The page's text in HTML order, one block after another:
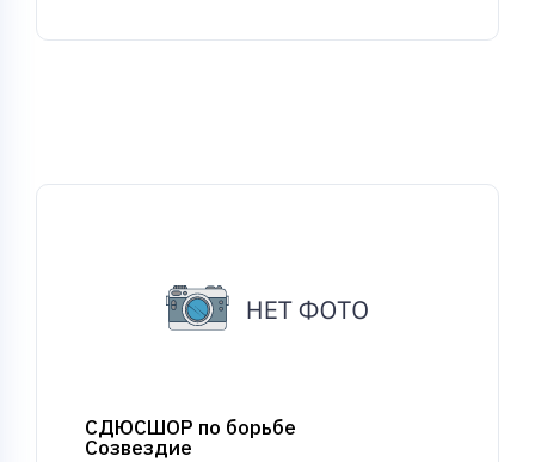
СДЮСШОР по борьбе
Созвездие